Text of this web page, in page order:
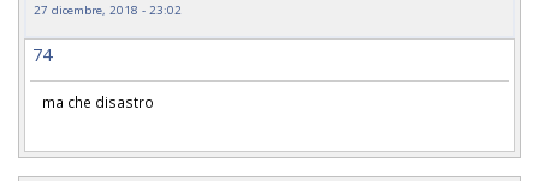
27 dicembre, 2018 - 23:02
74
ma che disastro